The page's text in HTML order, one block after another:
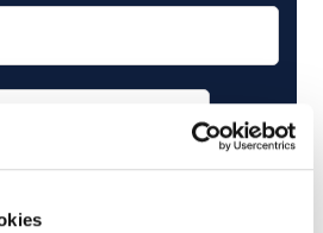
grammatica inglese